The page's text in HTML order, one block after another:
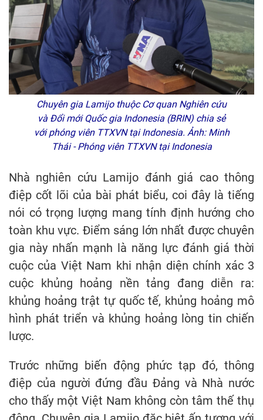
Chuyên gia Lamijo thuộc Cơ quan Nghiên cứu
và Đổi mới Quốc gia Indonesia (BRIN) chia sẻ
với phóng viên TTXVN tại Indonesia. Ảnh: Minh
Thái - Phóng viên TTXVN tại Indonesia
Nhà nghiên cứu Lamijo đánh giá cao thông
điệp cốt lõi của bài phát biểu, coi đây là tiếng
nói có trọng lượng mang tính định hướng cho
toàn khu vực. Điểm sáng lớn nhất được chuyên
gia này nhấn mạnh là năng lực đánh giá thời
cuộc của Việt Nam khi nhận diện chính xác 3
cuộc khủng hoảng nền tảng đang diễn ra:
khủng hoảng trật tự quốc tế, khủng hoảng mô
hình phát triển và khủng hoảng lòng tin chiến
lược.
Trước những biến động phức tạp đó, thông
điệp của người đứng đầu Đảng và Nhà nước
cho thấy một Việt Nam không còn tâm thế thụ